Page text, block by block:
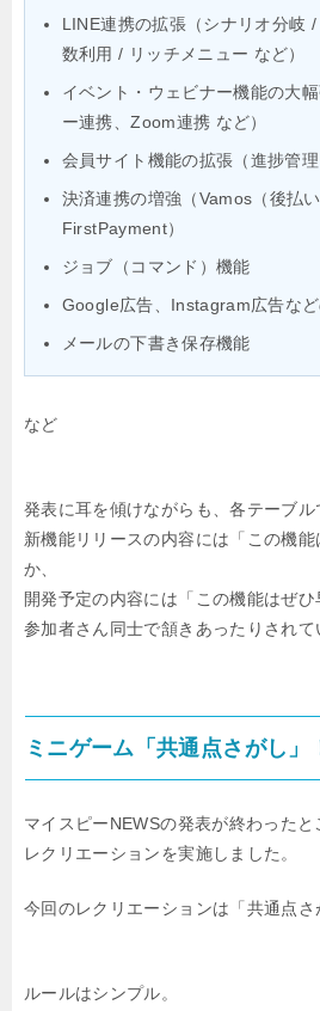
LINE連携の拡張（シナリオ分岐
数利用 / リッチメニュー など）
イベント・ウェビナー機能の大
ー連携、Zoom連携 など）
会員サイト機能の拡張（進捗管理
決済連携の増強（Vamos（後払
FirstPayment）
ジョブ（コマンド）機能
Google広告、Instagram広告な
メールの下書き保存機能
など
発表に耳を傾けながらも、各テーブル
新機能リリースの内容には「この機
か、
開発予定の内容には「この機能はぜ
参加者さん同士で頷きあったりされて
ミニゲーム「共通点さがし」
マイスピーNEWSの発表が終わった
レクリエーションを実施しました。
今回のレクリエーションは「共通点さ
ルールはシンプル。